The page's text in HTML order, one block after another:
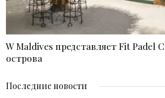
W Maldives представляет Fit Padel
острова
Последние новости